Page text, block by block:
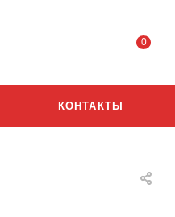
0
КОНТАКТЫ